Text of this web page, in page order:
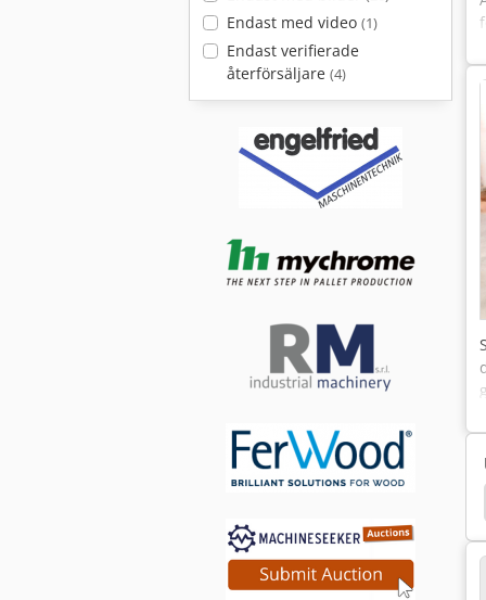
Endast med video (1)
Endast verifierade
återförsäljare (4)